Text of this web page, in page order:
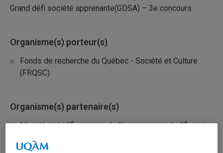
Grand défi société apprenante(GDSA) – 3e concours
Organisme(s) porteur(s)
Fonds de recherche du Québec - Société et Culture
(FRQSC)
Organisme(s) partenaire(s)
Ministère de l’Économie, de l’Innovation et de l’Énergie